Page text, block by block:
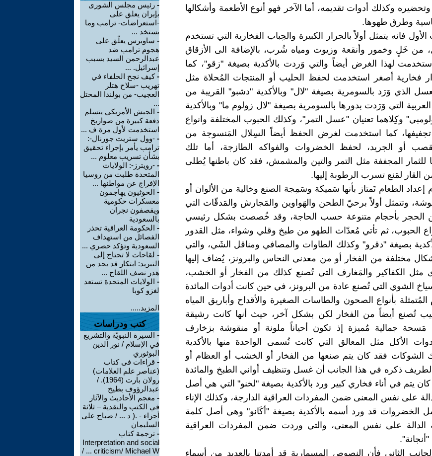
وتحضيره وكذلك أدوات تقديمه، أما الآخر فهو أنوع الأطعمة وأشكالها
وطرق طهوها.
الأول فانه يتمثل أولاً بالجرار الكبيرة والحِباب الفخارية التي تستخدم
من خَلٍ وخمور وأنقعة وزيوت ومياه شُرب، بالإضافة الى الأزقاق
استخدمت لهذا الغرض أيضاً والتي وَردت بالأكدية بصيغة "زقو"، كما
فخارية أصغر استخدمت لحفظ الحليب أو المنتجات المُحلاة مثل
الذي وَرَد بالسومرية بصيغة "لال" وبالأكدية "دشبو" القريبة من
التي وَرَدت بدورها بالسومرية بصيغة "لال زولوم ما" وبالأكدية
وكِلاهما تعنيان "عسل التمر"، وكذلك الحبوب المختلفة وانواع
تجفيفها، كما استخدمت لغرض الحفظ أيضاً السِلال المَنسوجة من
أو الجريد، لحفظ الخضروات والفواكه الطازجة، أما تلك
للثمار المجففة مثل التمر والتين والمشمش، فقد كان باطنها يُطلى
القار لمَنع تسرب الرطوبة إليها.
إعداد الطعام تَمتاز بأنها سَميكة وسَمِجة الصنع وخالية من الألوان أو
وتتمثل أولاً برحيّ الطحن والهَواوين والمَجارش والمَدقّات التي
الحجر بأحجام متنوعة حسب الحاجة، وقد خُصصت بشكل رئيسي
الحبوب، ثم تأتي مُعدّات الطهو من طبخ وقلي وشواء، مثل القدور
بصيغة "دقرو" وكذلك الطاوات والمصافي ومناقل الشَي، والتي
مختلفة من الفخار أو من معدني النحاس والبرونز، يُضاف إليها
مثل الكفاكير والمَغارف التي تُصنع كذلك من الفخار أو الخشب،
الشوي التي تُصنع عادة من البرونز، في حين كانت أدوات المائدة
بأنواع الصحون والطاسات الصغيرة والأقداح وأباريق المياه
تُصنع أيضاً من الفخار لكن بشكل آخر، حيث أنها كانت رشيقة
مَسحة جمالية مُميزة إذ تكون أحياناً ملونة أو منقوشة بزخارف
الأكل مثل المعالق التي كانت تُسمى الواحدة منها بالأكدية
الشوكات فقد كان يتم صنعها من الفخار أو الخشب أو العظام أو
الطريف ذكره في هذا الجانب أن غسل وتنظيف أواني الطبخ والمائدة
كان يتم في أناء فخاري كبير ورد بالأكدية بصيغة "لخنو" التي هي أصل
على نفس المعنى ضمن المفردات العراقية الدارجة، وكذلك الإناء
الخضروات قد ورد أسمه بالأكدية بصيغة "أكَانو" وهي أصل كلمة
الدالة على نفس المعنى، والتي وردت ضمن المفردات العراقية
الثاني فأن النصوص المسمارية قد أمدتنا بالعديد من أسماء
- رئيس مجلس الشورى
بإيران يعلق على
-استعراضات- ترامب وما
يستخد ...
- ساويرس يعلّق على
هجوم ترامب ضد
عبدالرحمن السيد بسبب
إسرائيل. ...
-كيف نجح الحلفاء في
تهريب -سلاح هتلر
العجيب- من بولندا المحتل
...
- الجيش الأمريكي يتسلم
دفعة كبيرة من صواريخ
استخدمت لأول مرة ف ...
- -وول ستريت جورنال-:
ترامب يأمر بإجراء تحقيق
بشأن تسريب معلوم ...
- -رويترز-: الولايات
المتحدة طلبت من روسيا
الإفراج عن مواطنها ...
- الحوثيون يهاجمون
معسكرات حكومية
ويقصفون نجران
بالسعودية
- الحكومة العراقية تحذر
الفصائل من استهداف
السعودية وتؤكد حصري ...
- لقاحات لا تحتاج إلى
التبريد: ابتكار قد يحد من
هدر نصف اللقاح ...
- الولايات المتحدة تستعد
لغزو كوبا
المزيد.....
كتب ودراسات
- السيرة النبويّة والتشريع
في الإسلام / نور الدين
البوثوري
- قراءات فى كتاب
(عناصر علم العلامات)
رولان بارت (1964). /
عبدالرؤوف بطيخ
- معجم الأحاديث والآثار
في الكتب والنقدية – ثلاثة
أجزاء - .( د ... / صباح علي
السليمان
- ترجمة كتاب
Interpretation and social
criticism/ Michael W ... /